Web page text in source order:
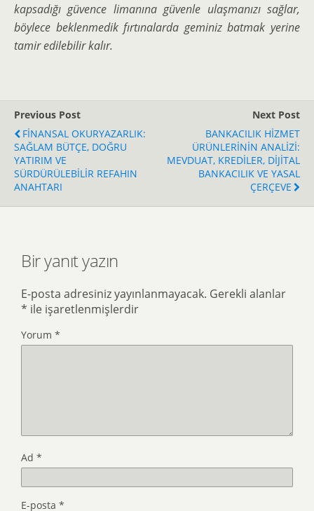
kapsadığı güvence limanına güvenle ulaşmanızı sağlar,
böylece beklenmedik fırtınalarda geminiz batmak yerine
tamir edilebilir kalır.
Previous Post
FİNANSAL OKURYAZARLIK:
SAĞLAM BÜTÇE, DOĞRU
YATIRIM VE
SÜRDÜRÜLEBİLİR REFAHIN
ANAHTARI
Next Post
BANKACILIK HİZMET
ÜRÜNLERİNİN ANALİZİ:
MEVDUAT, KREDİLER, DİJİTAL
BANKACILIK VE YASAL
ÇERÇEVE
Bir yanıt yazın
E-posta adresiniz yayınlanmayacak. Gerekli alanlar
* ile işaretlenmişlerdir
Yorum *
Ad *
E-posta *